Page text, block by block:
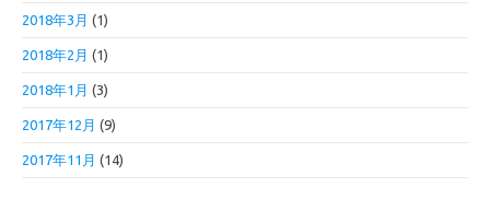
2018年3月 (1)
2018年2月 (1)
2018年1月 (3)
2017年12月 (9)
2017年11月 (14)